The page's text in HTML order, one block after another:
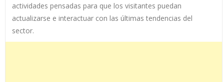
actividades pensadas para que los visitantes puedan
actualizarse e interactuar con las últimas tendencias del
sector.